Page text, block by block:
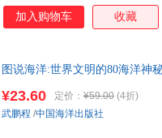
加入购物车 收藏
图说海洋:世界文明的80海洋神
¥23.60 定价： ¥59.00 (4折)
武鹏程 /中国海洋出版社